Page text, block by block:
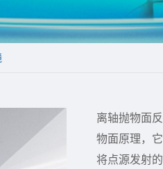
离轴抛物面
物面原理，
将点源发射